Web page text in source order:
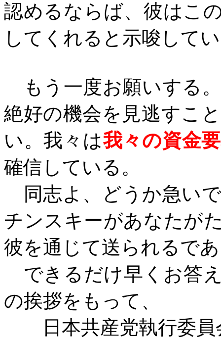
認めるならば、彼はこ
してくれると示唆して
もう一度お願いする
絶好の機会を見逃すこ
い。我々は我々の資金
確信している。
同志よ、どうか急い
チンスキーがあなたが
彼を通じて送られるで
できるだけ早くお答
の挨拶をもって、
日本共産党執行委員